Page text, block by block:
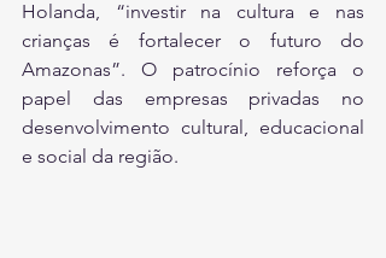
Holanda, “investir na cultura e nas
crianças é fortalecer o futuro do
Amazonas”. O patrocínio reforça o
papel das empresas privadas no
desenvolvimento cultural, educacional
e social da região.